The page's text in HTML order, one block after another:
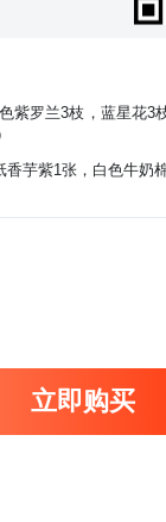
紫罗兰3枝，蓝星花3
芋紫1张，白色牛奶
立即购买